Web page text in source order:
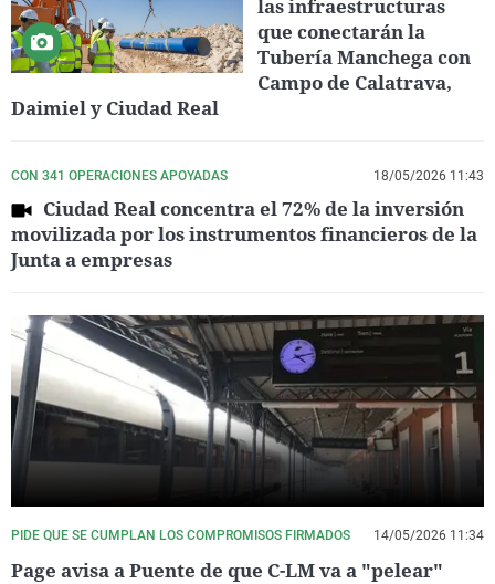
las infraestructuras
que conectarán la
Tubería Manchega con
Campo de Calatrava,
Daimiel y Ciudad Real
CON 341 OPERACIONES APOYADAS 18/05/2026 11:43
Ciudad Real concentra el 72% de la inversión
movilizada por los instrumentos financieros de la
Junta a empresas
PIDE QUE SE CUMPLAN LOS COMPROMISOS FIRMADOS 14/05/2026 11:34
Page avisa a Puente de que C-LM va a "pelear"